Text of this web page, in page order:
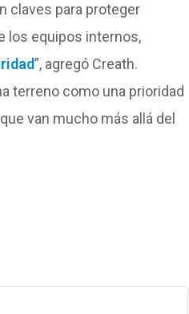
claves para proteger
los equipos internos,
”, agregó Creath.
terreno como una prioridad
van mucho más allá del